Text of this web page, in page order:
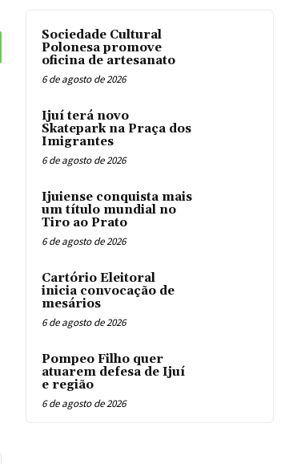
Sociedade Cultural
Polonesa promove
oficina de artesanato
6 de agosto de 2026
Ijuí terá novo
Skatepark na Praça dos
Imigrantes
6 de agosto de 2026
Ijuiense conquista mais
um título mundial no
Tiro ao Prato
6 de agosto de 2026
Cartório Eleitoral
inicia convocação de
mesários
6 de agosto de 2026
Pompeo Filho quer
atuarem defesa de Ijuí
e região
6 de agosto de 2026